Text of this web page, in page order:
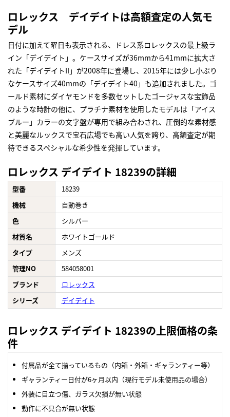
ロレックス デイデイトは高額査定の人気モ
デル
日付に加えて曜日も表示される、ドレス系ロレックスの最上級ラ
イン「デイデイト」。ケースサイズが36mmから41mmに拡大さ
れた「デイデイトII」が2008年に登場し、2015年には少し小ぶり
なケースサイズ40mmの「デイデイト40」も追加されました。ゴ
ールド素材にダイヤモンドを多数セットしたゴージャスな宝飾品
のような時計の他に、プラチナ素材を使用したモデルは「アイス
ブルー」カラーの文字盤が専用で組み合わされ、圧倒的な素材感
と美麗なルックスで宝石広場でも高い人気を誇り、高額査定が期
待できるスペシャルな希少性を発揮しています。
ロレックス デイデイト 18239の詳細
型番
18239
機械
自動巻き
色
シルバー
材質名
ホワイトゴールド
タイプ
メンズ
管理NO
584058001
ブランド
ロレックス
シリーズ
デイデイト
ロレックス デイデイト 18239の上限価格の条
件
付属品が全て揃っているもの（内箱・外箱・ギャランティー等）
ギャランティー日付が6ヶ月以内（現行モデル未使用品の場合）
外装に目立つ傷、ガラス欠損が無い状態
動作に不具合が無い状態